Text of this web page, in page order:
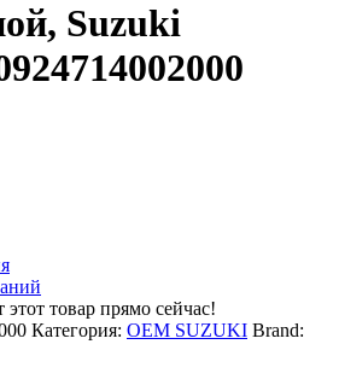
Suzuki
этот товар прямо сейчас!
Категория: OEM SUZUKI Brand: